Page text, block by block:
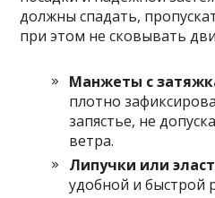
должны спадать,
при этом не сковывать
Манжеты с
плотно
запястье, не
ветра.
Липучки или
удобной и быстрой